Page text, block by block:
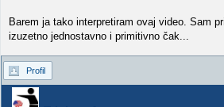
Barem ja tako interpretiram ovaj video. Sam
izuzetno jednostavno i primitivno čak...
Profil